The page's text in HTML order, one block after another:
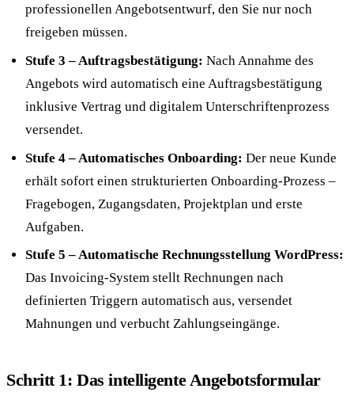
professionellen Angebotsentwurf, den Sie nur noch
freigeben müssen.
Stufe 3 – Auftragsbestätigung: Nach Annahme des
Angebots wird automatisch eine Auftragsbestätigung
inklusive Vertrag und digitalem Unterschriftenprozess
versendet.
Stufe 4 – Automatisches Onboarding: Der neue Kunde
erhält sofort einen strukturierten Onboarding-Prozess –
Fragebogen, Zugangsdaten, Projektplan und erste
Aufgaben.
Stufe 5 – Automatische Rechnungsstellung WordPress:
Das Invoicing-System stellt Rechnungen nach
definierten Triggern automatisch aus, versendet
Mahnungen und verbucht Zahlungseingänge.
Schritt 1: Das intelligente Angebotsformular